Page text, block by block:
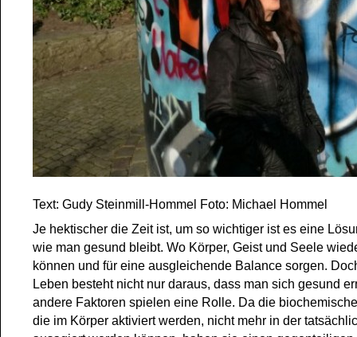
Text: Gudy Steinmill-Hommel Foto: Michael Hommel
Je hektischer die Zeit ist, um so wichtiger ist es eine
wie man gesund bleibt. Wo Körper, Geist und Seele
können und für eine ausgleichende Balance sorgen.
Leben besteht nicht nur daraus, dass man sich gesund
andere Faktoren spielen eine Rolle. Da die
die im Körper aktiviert werden, nicht mehr in der